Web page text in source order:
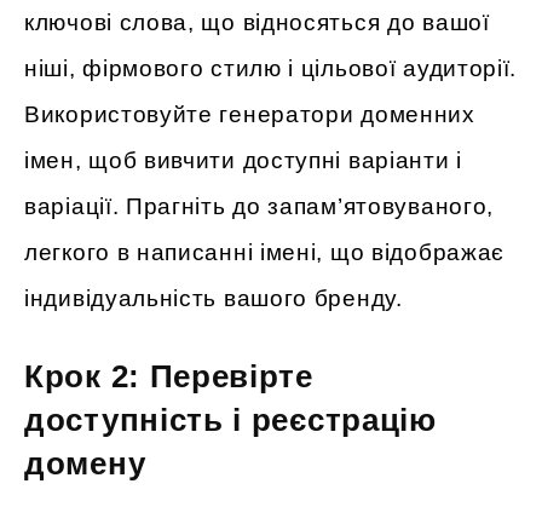
ключові слова, що відносяться до вашої
ніші, фірмового стилю і цільової аудиторії.
Використовуйте генератори доменних
імен, щоб вивчити доступні варіанти і
варіації. Прагніть до запам’ятовуваного,
легкого в написанні імені, що відображає
індивідуальність вашого бренду.
Крок 2: Перевірте
доступність і реєстрацію
домену